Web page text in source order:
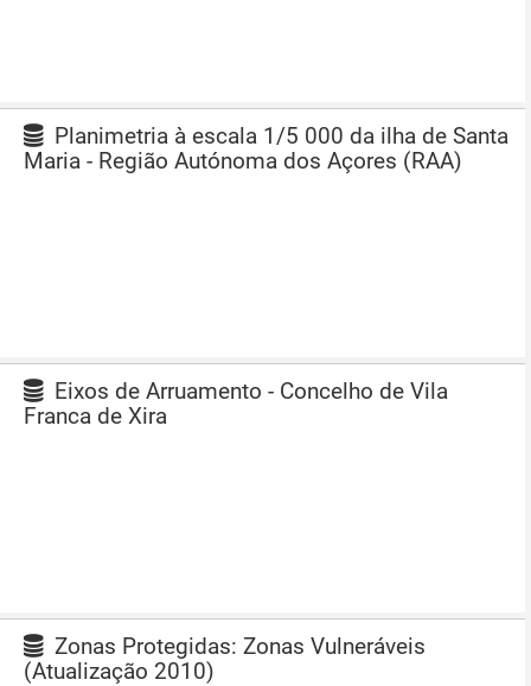
Planimetria à escala 1/5 000 da ilha de Santa
Maria - Região Autónoma dos Açores (RAA)
Eixos de Arruamento - Concelho de Vila
Franca de Xira
Zonas Protegidas: Zonas Vulneráveis
(Atualização 2010)